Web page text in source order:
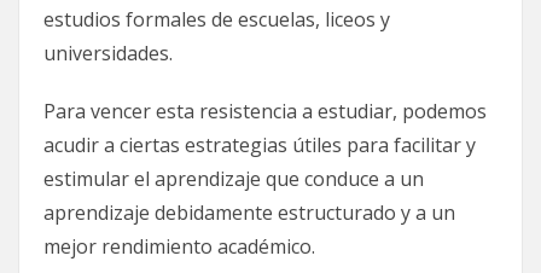
estudios formales de escuelas, liceos y
universidades.
Para vencer esta resistencia a estudiar, podemos
acudir a ciertas estrategias útiles para facilitar y
estimular el aprendizaje que conduce a un
aprendizaje debidamente estructurado y a un
mejor rendimiento académico.